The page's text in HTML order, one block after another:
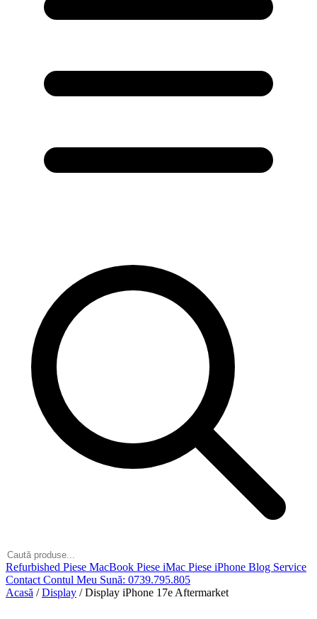
Refurbished Piese MacBook Piese iMac Piese iPhone Blog Service
Contact Contul Meu Sună: 0739.795.805
Acasă / Display / Display iPhone 17e Aftermarket